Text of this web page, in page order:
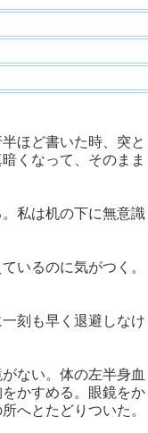
ほど書いた時、突と
くなって、そのまま
私は机の下に無意識
いるのに気がつく。
刻も早く退避しなけ
ない。体の左半身血
かすめる。眼鏡をか
へとたどりついた。